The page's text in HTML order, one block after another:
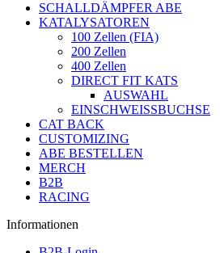
SCHALLDÄMPFER ABE
KATALYSATOREN
100 Zellen (FIA)
200 Zellen
400 Zellen
DIRECT FIT KATS
AUSWAHL
EINSCHWEISSBUCHSE
CAT BACK
CUSTOMIZING
ABE BESTELLEN
MERCH
B2B
RACING
Informationen